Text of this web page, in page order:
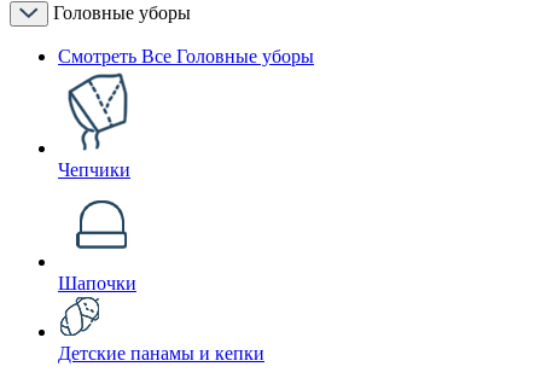
Головные уборы
Смотреть Все Головные уборы
Чепчики
Шапочки
Детские панамы и кепки